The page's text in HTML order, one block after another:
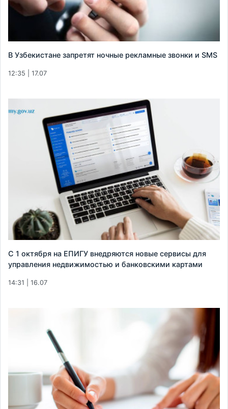
В Узбекистане запретят ночные рекламные звонки и SMS
12:35 | 17.07
С 1 октября на ЕПИГУ внедряются новые сервисы для
управления недвижимостью и банковскими картами
14:31 | 16.07